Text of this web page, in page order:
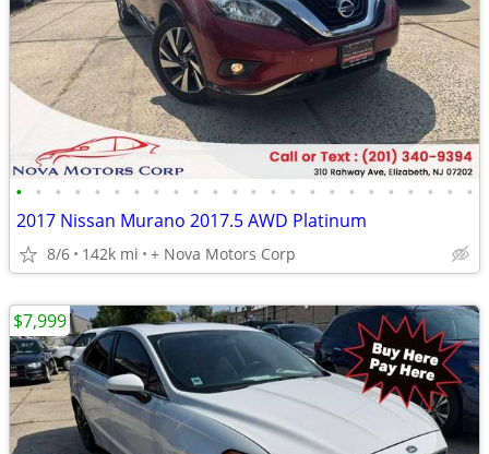
• • • • • • • • • • • • • • • • • • • • • • • •
2017 Nissan Murano 2017.5 AWD Platinum
8/6 142k mi + Nova Motors Corp
$7,999